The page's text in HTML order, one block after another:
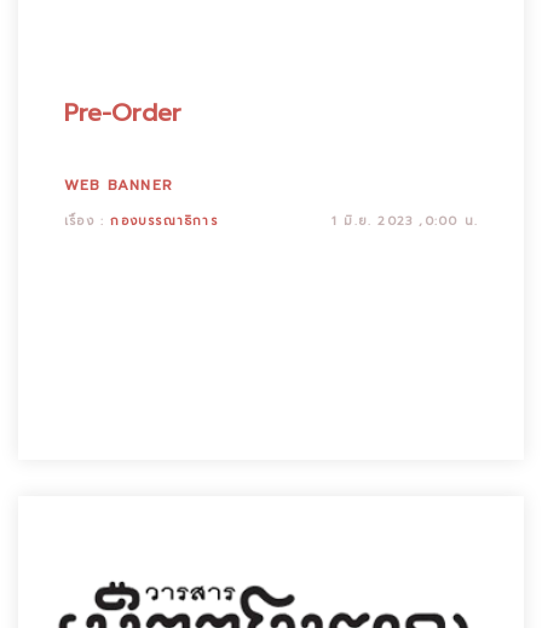
Pre-Order
WEB BANNER
เรื่อง :กองบรรณาธิการ 1 มิ.ย. 2023 ,0:00 น.